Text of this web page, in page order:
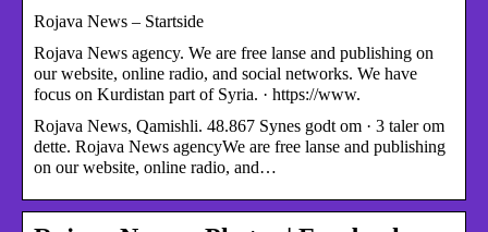
Rojava News – Startside
Rojava News agency. We are free lanse and publishing on
our website, online radio, and social networks. We have
focus on Kurdistan part of Syria. · https://www.
Rojava News, Qamishli. 48.867 Synes godt om · 3 taler om
dette. Rojava News agencyWe are free lanse and publishing
on our website, online radio, and…